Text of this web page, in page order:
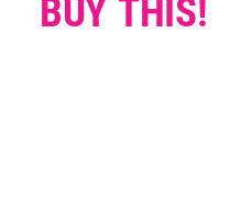
BUY THIS!